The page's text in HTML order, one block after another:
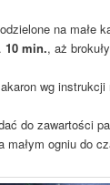
na małe
10 min., aż
wg instrukcji
do zawartości
małym ogniu do